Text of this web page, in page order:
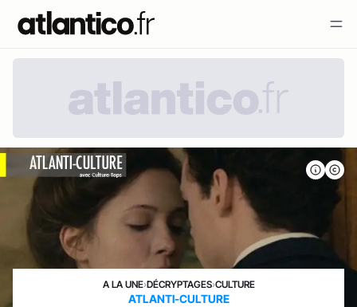
A LA UNE›DÉCRYPTAGES›CULTURE
ATLANTI-CULTURE